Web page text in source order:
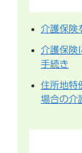
介護保険
介護保険
手続き
住所地特
場合の介